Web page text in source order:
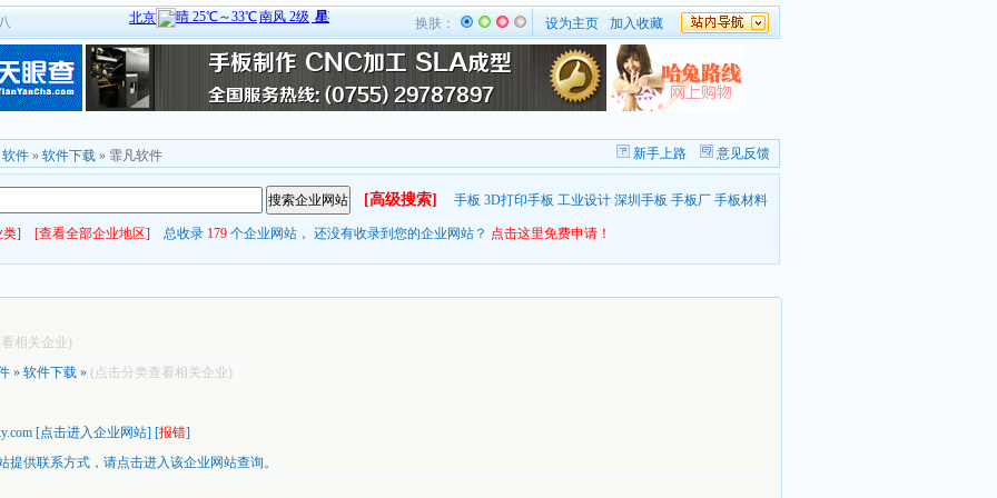
换肤： 设为主页 加入收藏
软件 » 软件下载 » 霏凡软件 新手上路 意见反馈
[高级搜索] 手板 3D打印手板 工业设计 深圳手板 手板厂 手板材料
类] [查看全部企业地区] 总收录 179 个企业网站， 还没有收录到您的企业网站？ 点击这里免费申请！
相关企业)
» 软件下载 » (点击分类查看相关企业)
[点击进入企业网站] [报错]
提供联系方式， 请点击进入该企业网站查询。